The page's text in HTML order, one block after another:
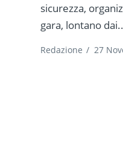
sicurezza,
gara, lontano
Redazione / 27